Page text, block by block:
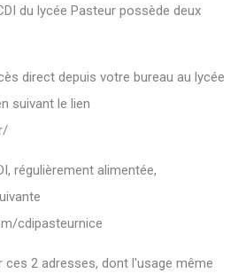
du lycée Pasteur possède deux
direct depuis votre bureau au lycée
suivant le lien
régulièrement alimentée,
cdipasteurnice
ces 2 adresses, dont l'usage même